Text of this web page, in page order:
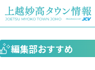
編集部おすすめ